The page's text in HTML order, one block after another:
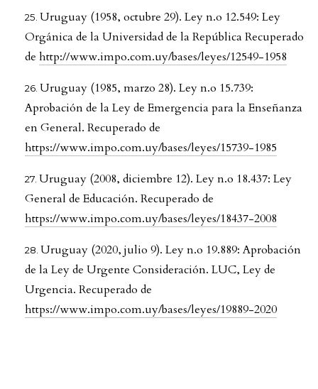
Uruguay (1958, octubre 29). Ley n.o 12.549: Ley
Orgánica de la Universidad de la República Recuperado
de http://www.impo.com.uy/bases/leyes/12549-1958
Uruguay (1985, marzo 28). Ley n.o 15.739:
Aprobación de la Ley de Emergencia para la Enseñanza
en General. Recuperado de
https://www.impo.com.uy/bases/leyes/15739-1985
Uruguay (2008, diciembre 12). Ley n.o 18.437: Ley
General de Educación. Recuperado de
https://www.impo.com.uy/bases/leyes/18437-2008
Uruguay (2020, julio 9). Ley n.o 19.889: Aprobación
de la Ley de Urgente Consideración. LUC, Ley de
Urgencia. Recuperado de
https://www.impo.com.uy/bases/leyes/19889-2020